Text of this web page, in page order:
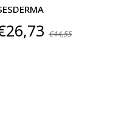
€44,55